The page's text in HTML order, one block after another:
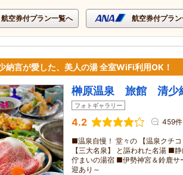
航空券付プラン一覧へ 航空券付プラ
納言が愛した、美人の湯 全室WiFi利用OK！
榊原温泉 旅館 清少
フォトギャラリー
4.2 459件
■温泉自慢！ 堂々の 【温泉クチ
【三大名泉】 と謳われた名湯 ■
佇まいの湯宿 ■伊勢神宮＆鈴鹿サ
迎あり～